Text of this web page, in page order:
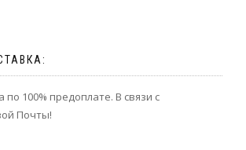
по 100% предоплате. В связи с
Почты!